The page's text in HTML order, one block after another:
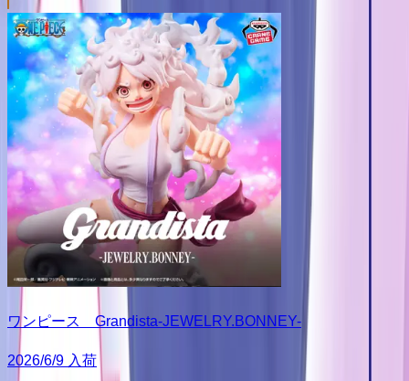
ワンピース Grandista-JEWELRY.BONNEY-
2026/6/9 入荷